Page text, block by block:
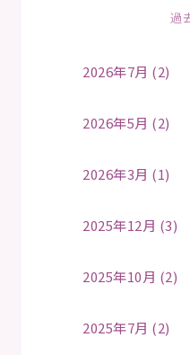
過
2026年7月 (2)
2026年5月 (2)
2026年3月 (1)
2025年12月 (3)
2025年10月 (2)
2025年7月 (2)